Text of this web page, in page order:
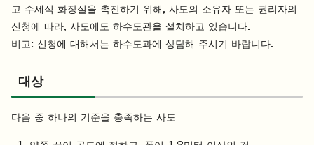
고 수세식 화장실을 촉진하기 위해, 사도의 소유자 또는 권리자의
신청에 따라, 사도에도 하수도관을 설치하고 있습니다.
비고: 신청에 대해서는 하수도과에 상담해 주시기 바랍니다.
대상
다음 중 하나의 기준을 충족하는 사도